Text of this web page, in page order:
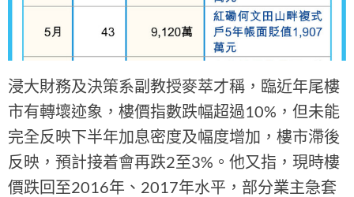
浸大財務及決策系副教授麥萃才稱，臨近年尾樓
市有轉壞迹象，樓價指數跌幅超過10%，但未能
完全反映下半年加息密度及幅度增加，樓市滯後
反映，預計接着會再跌2至3%。他又指，現時樓
價跌回至2016年、2017年水平，部分業主急套